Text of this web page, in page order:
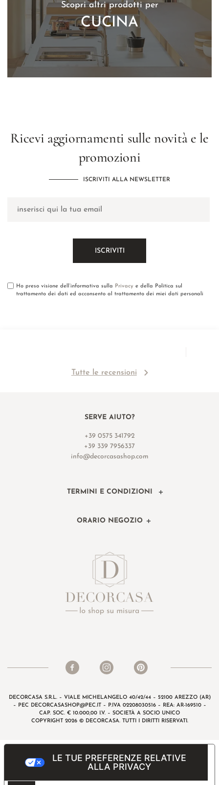
Scopri altri prodotti per
CUCINA
Ricevi aggiornamenti sulle novità e le
promozioni
ISCRIVITI ALLA NEWSLETTER
Ho preso visione dell’informativa sulla Privacy e della Politica sul
trattamento dei dati ed acconsento al trattamento dei miei dati personali
Tutte le recensioni
SERVE AIUTO?
+39 0575 341792
+39 339 7956337
info@decorcasashop.com
TERMINI E CONDIZIONI
ORARIO NEGOZIO
DECORCASA S.R.L. – VIALE MICHELANGELO 40/42/44 – 52100 AREZZO (AR)
– PEC DECORCASASHOP@PEC.IT– P.IVA 02208030516 – REA: AR-169510 –
CAP. SOC. € 10.000,00 I.V. – SOCIETÀ A SOCIO UNICO
COPYRIGHT 2026 © DECORCASA. TUTTI I DIRITTI RISERVATI.
LE TUE PREFERENZE RELATIVE
ALLA PRIVACY